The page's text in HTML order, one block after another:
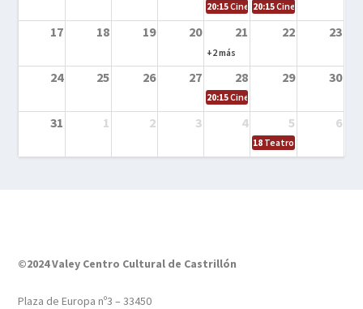
20:15Cine en la calle – Tortugas
20:15Cine en la calle –
17 18 19 20 21 22 23
+2 más
24 25 26 27 28 29 30
20:15Cine en el calle – Tintín y el
31 1 2 3 4 5 6
18 Teatro – Tres
©2024 Valey Centro Cultural de Castrillón
Plaza de Europa nº3 – 33450